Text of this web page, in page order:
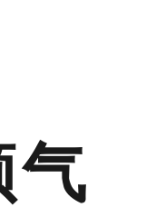
气